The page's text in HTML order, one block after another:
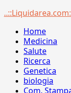
Menu
Home
Medicina
Salute
Ricerca
Genetica
biologia
Com.